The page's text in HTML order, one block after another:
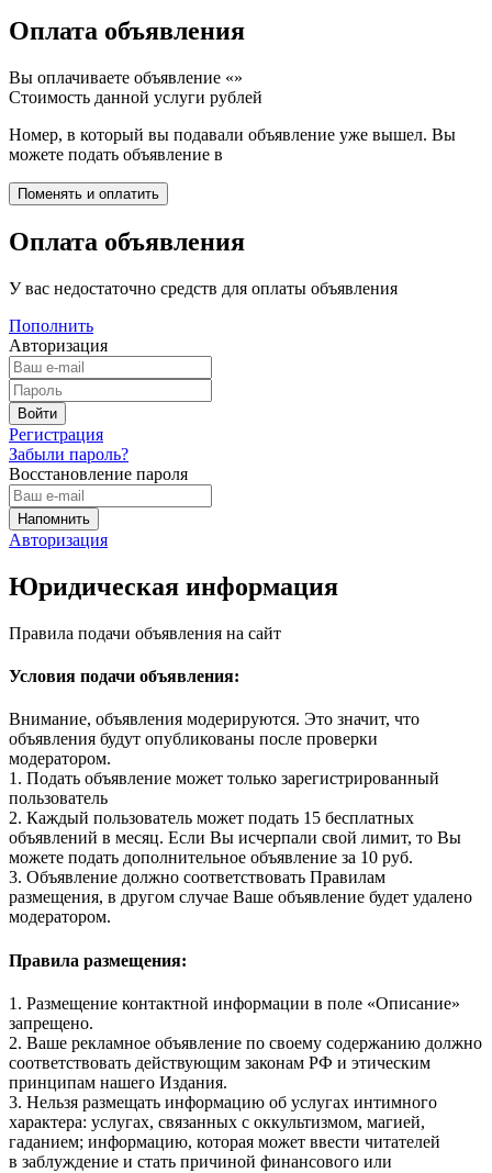
Оплата объявления
Вы оплачиваете объявление «»
Стоимость данной услуги рублей
Номер, в который вы подавали объявление уже вышел. Вы
можете подать объявление в
Оплата объявления
У вас недостаточно средств для оплаты объявления
Пополнить
Авторизация
Регистрация
Забыли пароль?
Восстановление пароля
Авторизация
Юридическая информация
Правила подачи объявления на сайт
Условия подачи объявления:
Внимание, объявления модерируются. Это значит, что
объявления будут опубликованы после проверки
модератором.
1. Подать объявление может только зарегистрированный
пользователь
2. Каждый пользователь может подать 15 бесплатных
объявлений в месяц. Если Вы исчерпали свой лимит, то Вы
можете подать дополнительное объявление за 10 руб.
3. Объявление должно соответствовать Правилам
размещения, в другом случае Ваше объявление будет удалено
модератором.
Правила размещения:
1. Размещение контактной информации в поле «Описание»
запрещено.
2. Ваше рекламное объявление по своему содержанию должно
соответствовать действующим законам РФ и этическим
принципам нашего Издания.
3. Нельзя размещать информацию об услугах интимного
характера: услугах, связанных с оккультизмом, магией,
гаданием; информацию, которая может ввести читателей
в заблуждение и стать причиной финансового или